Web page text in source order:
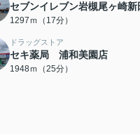
セブンイレブン岩槻尾ヶ崎新
1297ｍ（17分）
ドラッグストア
セキ薬局 浦和美園店
1948ｍ（25分）